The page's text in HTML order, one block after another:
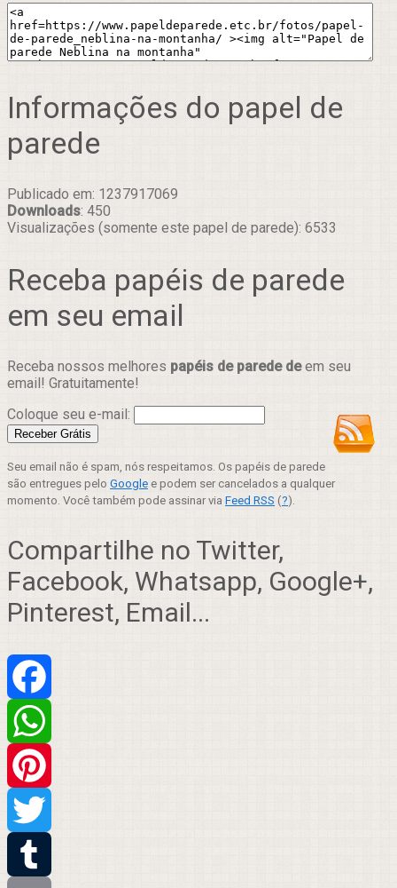
Informações do papel de
parede
Publicado em: 1237917069
Downloads: 450
Visualizações (somente este papel de parede): 6533
Receba papéis de parede
em seu email
Receba nossos melhores papéis de parede deem seu
email! Gratuitamente!
Coloque seu e-mail:
Seu email não é spam, nós respeitamos. Os papéis de parede
são entregues pelo Google e podem ser cancelados a qualquer
momento. Você também pode assinar via Feed RSS (?).
Compartilhe no Twitter,
Facebook, Whatsapp, Google+,
Pinterest, Email...
Facebook
WhatsApp
Pinterest
Twitter